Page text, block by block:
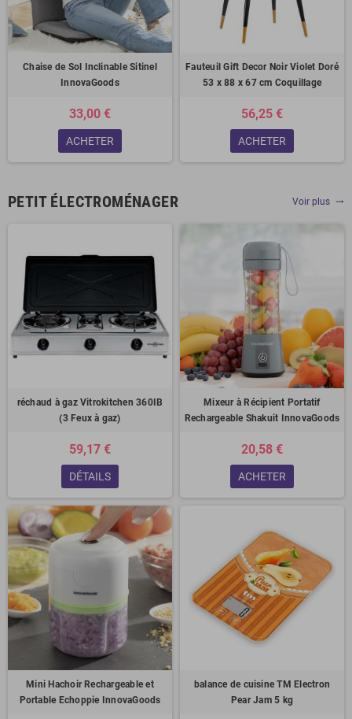
Chaise de Sol Inclinable Sitinel
InnovaGoods
33,00 €
ACHETER
Fauteuil Gift Decor Noir Violet Doré
53 x 88 x 67 cm Coquillage
56,25 €
ACHETER
PETIT ÉLECTROMÉNAGER Voir plus trending_flat
réchaud à gaz Vitrokitchen 360IB
(3 Feux à gaz)
59,17 €
DÉTAILS
Mixeur à Récipient Portatif
Rechargeable Shakuit InnovaGoods
20,58 €
ACHETER
Mini Hachoir Rechargeable et
Portable Echoppie InnovaGoods
balance de cuisine TM Electron
Pear Jam 5 kg